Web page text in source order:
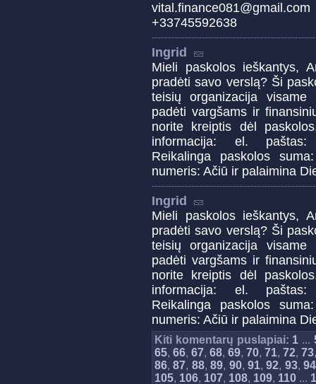
+33745592638
Ingrid
Mieli paskolos ieškantys,
pradėti savo verslą? Ši
teisių organizacija
padėti vargšams ir
norite kreiptis dėl
informacija: el. paštas:
Reikalinga paskolos
numeris: Ačiū ir palaimina
Ingrid
Mieli paskolos ieškantys,
pradėti savo verslą? Ši
teisių organizacija
padėti vargšams ir
norite kreiptis dėl
informacija: el. paštas:
Reikalinga paskolos
numeris: Ačiū ir palaimina
Kiti komentarų puslapiai: 1 ...
65, 66, 67, 68, 69, 70, 71, 72, 73
86,87, 88,89, 90, 91,92, 93,94
105, 106, 107, 108, 109, 110 ...